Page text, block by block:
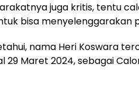
juga kritis, tentu
bisa menyelenggarakan
nama Heri Koswara
29 Maret 2024, sebagai